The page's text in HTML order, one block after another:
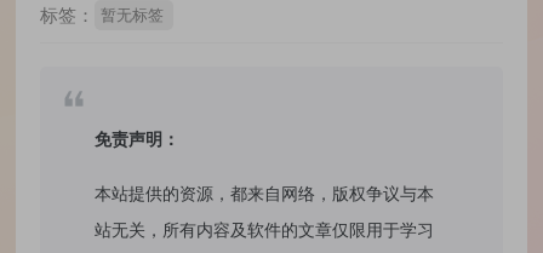
标签： 暂无标签
免责声明：
本站提供的资源，都来自网络，版权争议与本
站无关，所有内容及软件的文章仅限用于学习